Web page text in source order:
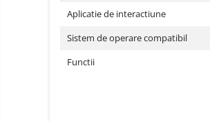
Casti Profesionale
bratari
Smartwatch
Ceasuri Smart pentru copii
Trotinete
si
Aplicatie de interactiune
Sistem de operare compatibil
Functii